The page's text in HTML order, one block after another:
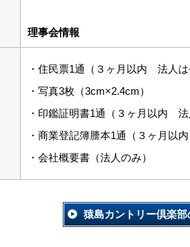
理事会情報
・住民票1通（３ヶ月以内 法人
・写真3枚（3cm×2.4cm）
・印鑑証明書1通（３ヶ月以内
・商業登記簿謄本1通（３ヶ月以
・会社概要書（法人のみ）
猿島カントリー倶楽